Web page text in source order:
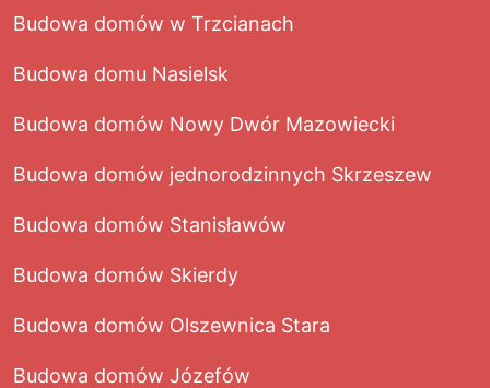
Budowa domów w Trzcianach
Budowa domu Nasielsk
Budowa domów Nowy Dwór Mazowiecki
Budowa domów jednorodzinnych Skrzeszew
Budowa domów Stanisławów
Budowa domów Skierdy
Budowa domów Olszewnica Stara
Budowa domów Józefów